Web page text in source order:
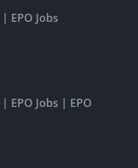
| EPO Jobs
| EPO Jobs | EPO